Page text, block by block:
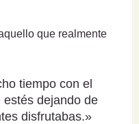
que realmente
tiempo con el
dejando de
disfrutabas.»